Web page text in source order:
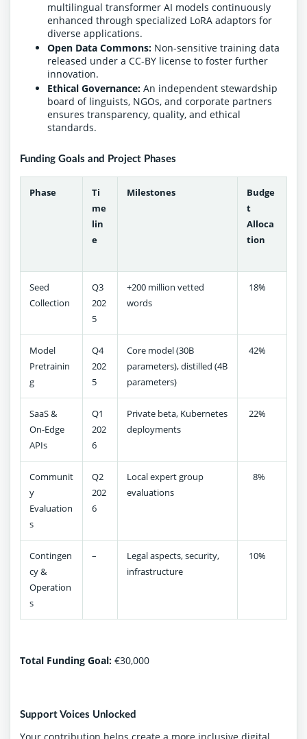
multilingual transformer AI models continuously
enhanced through specialized LoRA adaptors for
diverse applications.
Open Data Commons: Non-sensitive training data
released under a CC-BY license to foster further
innovation.
Ethical Governance: An independent stewardship
board of linguists, NGOs, and corporate partners
ensures transparency, quality, and ethical
standards.
Funding Goals and Project Phases
Phase
Ti
me
lin
e
Milestones
Budge
t
Alloca
tion
Seed
Collection
Q3
202
5
+200 million vetted
words
18%
Model
Pretrainin
g
Q4
202
5
Core model (30B
parameters), distilled (4B
parameters)
42%
SaaS &
On-Edge
APIs
Q1
202
6
Private beta, Kubernetes
deployments
22%
Communit
y
Evaluation
s
Q2
202
6
Local expert group
evaluations
8%
Contingen
cy &
Operation
s
–
Legal aspects, security,
infrastructure
10%
Total Funding Goal: €30,000
Support Voices Unlocked